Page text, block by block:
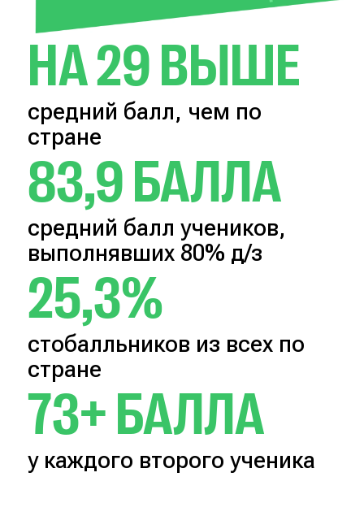
НА 29 ВЫШЕ
средний балл, чем по
стране
83,9 БАЛЛА
средний балл учеников,
выполнявших 80% д/з
25,3%
стобалльников из всех по
стране
73+ БАЛЛА
у каждого второго ученика